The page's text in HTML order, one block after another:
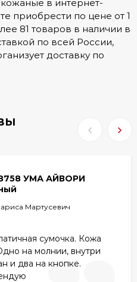
в интернет-
приобрести по цене от 1
81 товаров в наличии в
по всей России,
доставку по
доставки, а также
заказ по номеру
или в одном из 15 наших
покупатели по
ознакомиться в
товаров
и брак.
УМА АЙВОРИ
Мартусевич
сумочка. Кожа
на молнии, внутри
и два на кнопке.